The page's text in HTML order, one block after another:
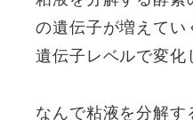
の遺伝子が増えてい
遺伝子レベルで変化
なんで粘液を分解